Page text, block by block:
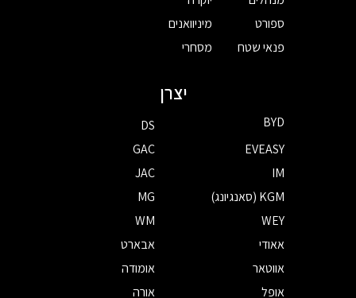
ספורט
פנאי שטח
מיניוואנים
מסחרי
יצרן
BYD
DS
EVEASY
GAC
IM
JAC
KGM (סאנגיונג)
MG
WEY
WM
אאודי
אבארט
אווטאר
אומודה
אופל
אורה